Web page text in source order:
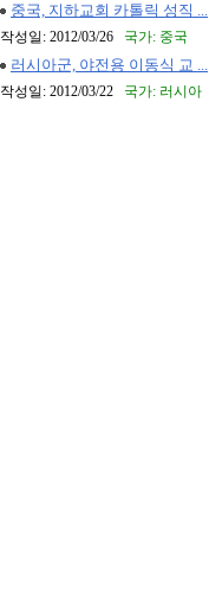
중국, 지하교회 카톨릭 성직 ...
작성일: 2012/03/26 국가: 중국
러시아군, 야전용 이동식 교 ...
작성일: 2012/03/22 국가: 러시아